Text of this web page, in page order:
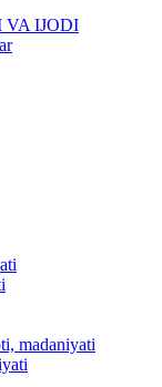
IJODI
madaniyati